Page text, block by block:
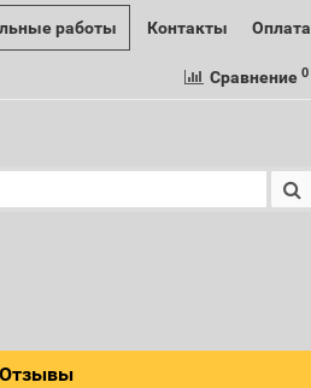
работы Контакты Оплата
Сравнение 0
Отзывы